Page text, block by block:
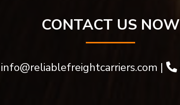
CONTACT US NOW
info@reliablefreightcarriers.com |